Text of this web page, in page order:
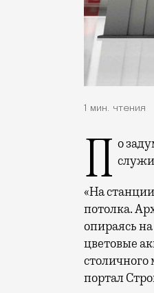
1 мин. чтения
По задумке авторов, турбина эта пройдет через всю платформенную часть и будет
«На
потолка.
опираясь
цветовые
столичного
портал